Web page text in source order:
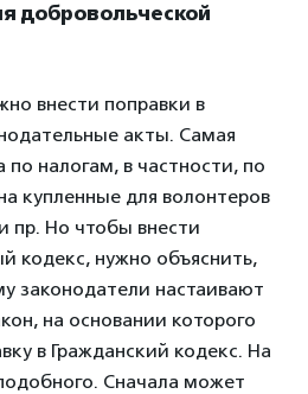
добровольческой
внести поправки в
акты. Самая
по налогам, в частности, по
купленные для волонтеров
пр. Но чтобы внести
кодекс, нужно объяснить,
законодатели настаивают
на основании которого
в Гражданский кодекс. На
Сначала может